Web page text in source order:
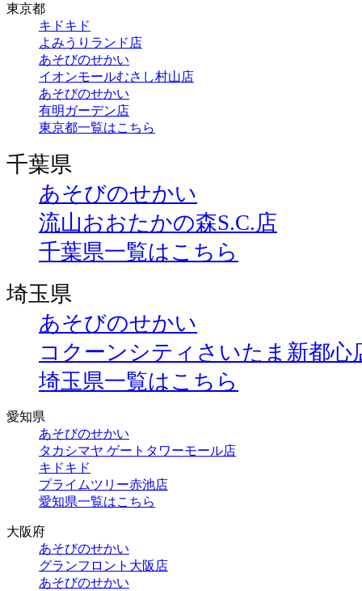
東京都
キドキド
よみうりランド店
あそびのせかい
イオンモールむさし村山店
あそびのせかい
有明ガーデン店
東京都一覧はこちら
千葉県
あそびのせかい
流山おおたかの森S.C.店
千葉県一覧はこちら
埼玉県
あそびのせかい
コクーンシティさいたま新都心
埼玉県一覧はこちら
愛知県
あそびのせかい
タカシマヤ ゲートタワーモール店
キドキド
プライムツリー赤池店
愛知県一覧はこちら
大阪府
あそびのせかい
グランフロント大阪店
あそびのせかい